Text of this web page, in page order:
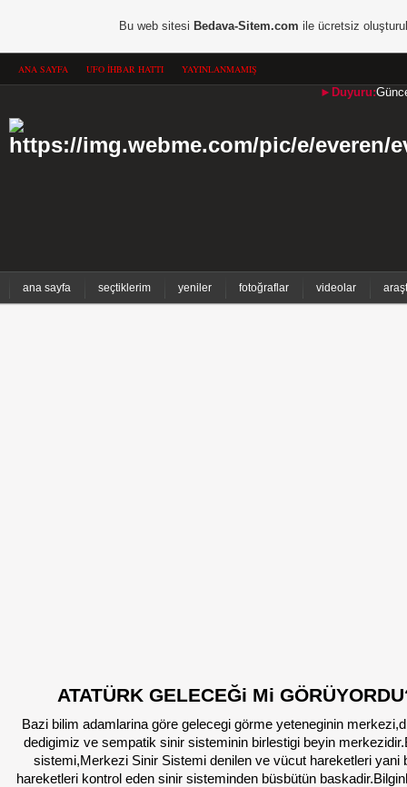
ANA SAYFA UFO İHBAR HATTI YAYINLANMAMIŞ
►Duyuru:
ana sayfa seçtiklerim yeniler fotoğraflar videolar
ATATÜRK GELECEĞi Mi
Bazi bilim adamlarina göre gelecegi görme yeteneginin
dedigimiz ve sempatik sinir sisteminin birlestigi beyin
sistemi,Merkezi Sinir Sistemi denilen ve vücut hareketleri yani
hareketleri kontrol eden sinir sisteminden büsbütün
Bu web sitesi Bedava-Sitem.com ile ücretsiz